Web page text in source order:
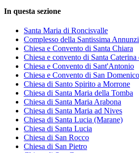
In questa sezione
Santa Maria di Roncisvalle
Complesso della Santissima
Chiesa e Convento di Santa Chiara
Chiesa e convento di Santa Caterina
Chiesa e Convento di Sant'Antonio
Chiesa e Convento di San Domenico
Chiesa di Santo Spirito a Morrone
Chiesa di Santa Maria della Tomba
Chiesa di Santa Maria Arabona
Chiesa di Santa Maria ad Nives
Chiesa di Santa Lucia (Marane)
Chiesa di Santa Lucia
Chiesa di San Rocco
Chiesa di San Pietro